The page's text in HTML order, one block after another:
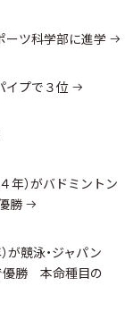
ーツ科学部に進学
イプで３位
年）がバドミントン
勝
が競泳・ジャパン
優勝 本命種目の